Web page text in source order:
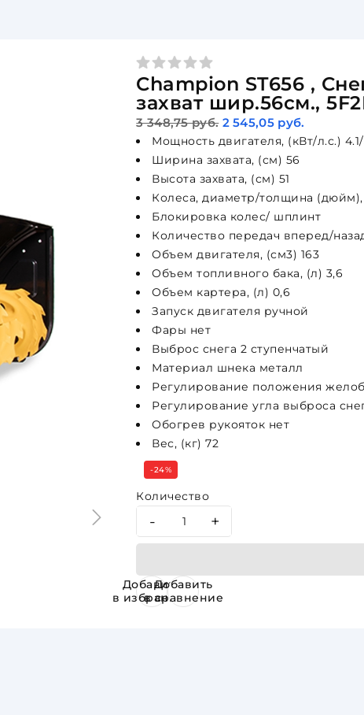
Champion ST656 ,
захват шир.56см.,
3 348,75 руб. 2 545,05 руб.
Мощность двигателя, (кВт/л.с.)
Ширина захвата, (см) 56
Высота захвата, (см) 51
Колеса, диаметр/толщина (дюйм),
Блокировка колес/ шплинт
Количество передач вперед/
Объем двигателя, (см3) 163
Объем топливного бака, (л) 3,6
Объем картера, (л) 0,6
Запуск двигателя ручной
Фары нет
Выброс снега 2 ступенчатый
Материал шнека металл
Регулирование положения
Регулирование угла выброса
Обогрев рукояток нет
Вес, (кг) 72
-24%
Количество
- +
Добавить
в избранное
Добавить
в сравнение